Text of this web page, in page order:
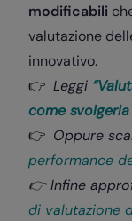
modificabili
valutazione
innovativo.
👉 Leggi “
come svolgerla
👉 Oppure
performance
👉 Infine
di valutazione